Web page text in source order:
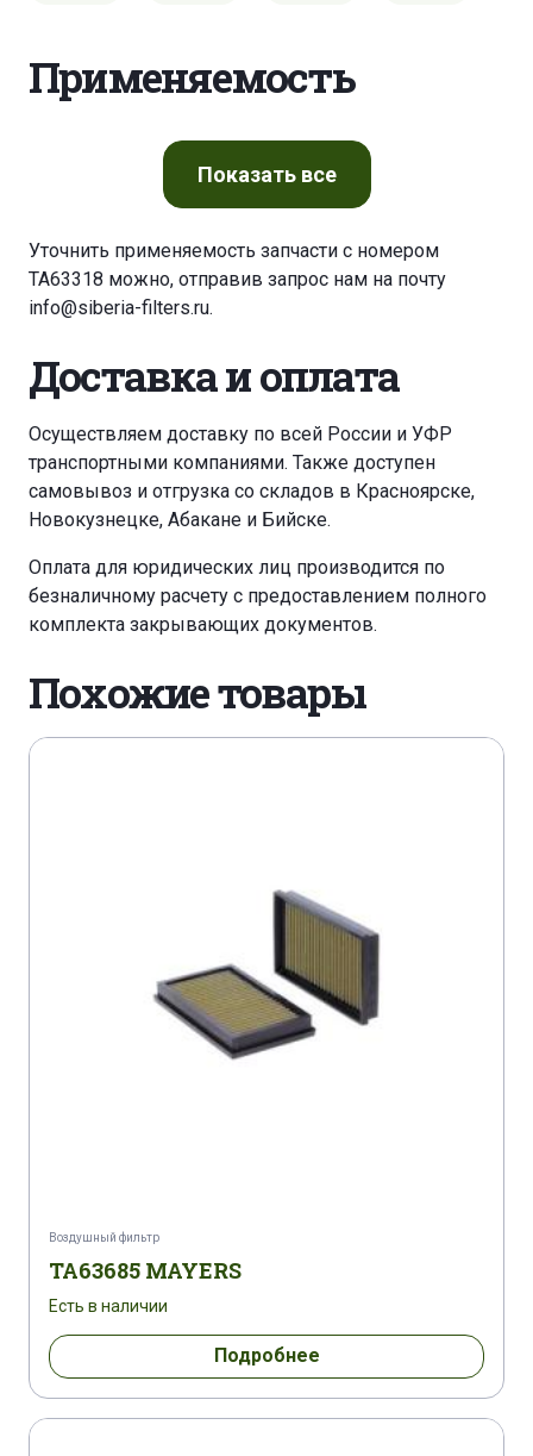
Применяемость
Показатьвсе
Уточнить применяемость запчасти с номером
TA63318 можно, отправив запрос нам на почту
info@siberia-filters.ru.
Доставка и оплата
Осуществляем доставку по всей России и УФР
транспортными компаниями. Также доступен
самовывоз и отгрузка со складов в Красноярске,
Новокузнецке, Абакане и Бийске.
Оплата для юридических лиц производится по
безналичному расчету с предоставлением полного
комплекта закрывающих документов.
Похожие товары
Воздушный фильтр
TA63685 MAYERS
Есть в наличии
Подробнее